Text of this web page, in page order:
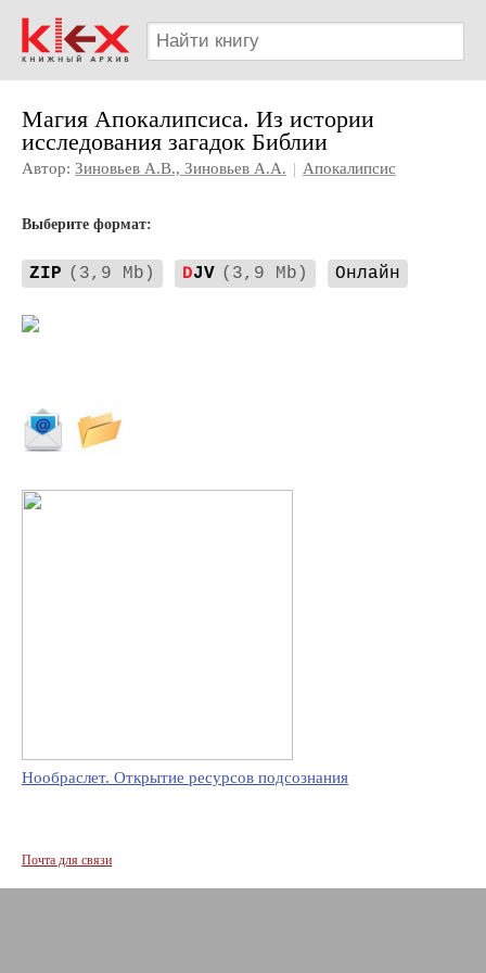
Магия Апокалипсиса. Из истории
исследования загадок Библии
Автор: Зиновьев А.В., Зиновьев А.А. | Апокалипсис
Выберите формат:
ZIP (3,9 Mb) DJV (3,9 Mb) Онлайн
Нообраслет. Открытие ресурсов подсознания
Почта для связи